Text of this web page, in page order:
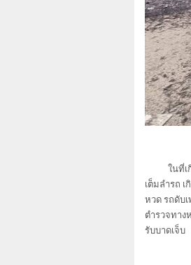
ในที่เกิด
เต็มลำรถ
หวด รถดับ
ตำรวจทาง
รับบาดเจ็บ